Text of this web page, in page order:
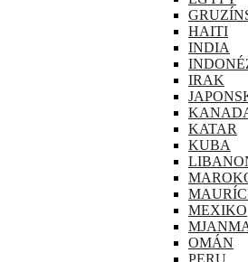
HAITI
INDIA
IRAK
KATAR
KUBA
MEXIKO
OMÁN
PERU